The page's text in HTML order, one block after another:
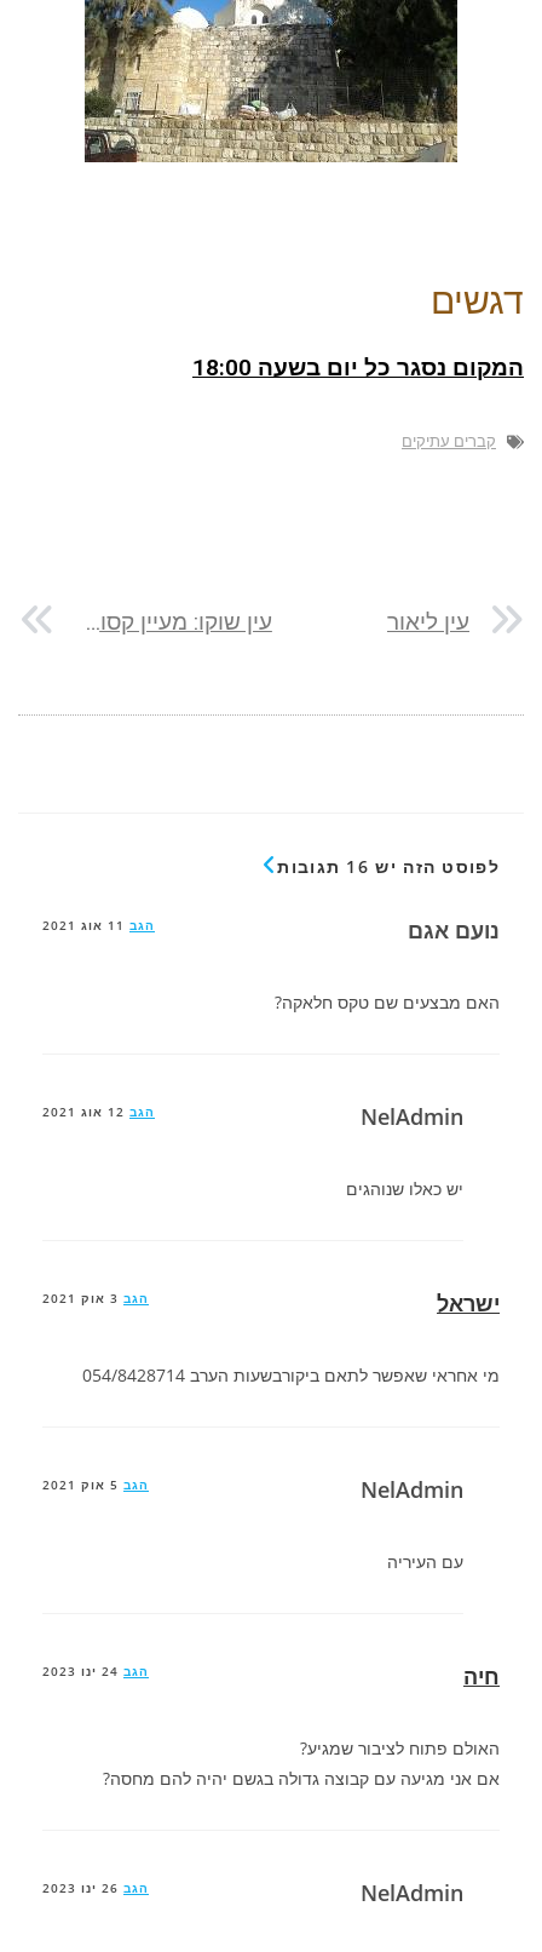
דגשים
המקום נסגר כל יום בשעה 18:00
קברים עתיקים
עין ליאור עין שוקו: מעיין קסום מול נוף הכנרת בדרום רמת הגולן
לפוסט הזה יש 16 תגובות
נועם אגם הגב 11 אוג 2021
האם מבצעים שם טקס חלאקה?
NelAdmin הגב 12 אוג 2021
יש כאלו שנוהגים
ישראל הגב 3 אוק 2021
מי אחראי שאפשר לתאם ביקורבשעות הערב 054/8428714
NelAdmin הגב 5 אוק 2021
עם העיריה
חיה הגב 24 ינו 2023
האולם פתוח לציבור שמגיע?
אם אני מגיעה עם קבוצה גדולה בגשם יהיה להם מחסה?
NelAdmin הגב 26 ינו 2023